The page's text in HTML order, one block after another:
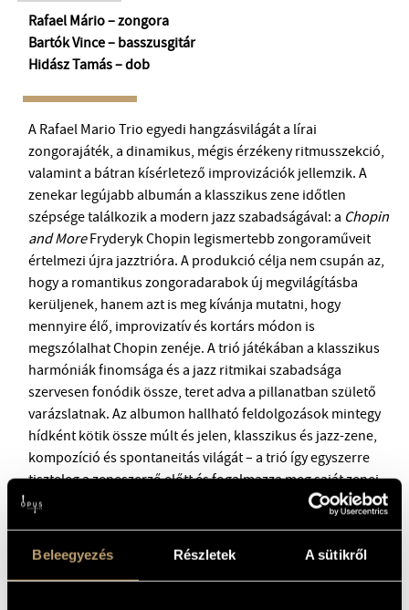
Beleegyezés Részletek A sütikről
BMC HÁZ
OPUS JAZZ CLUB
BMC RECORDS
ZENEI INFORMÁCIÓS KÖZPONT ÉS KÖNYVTÁR
BMC NEMZETKÖZI CIMBALOMVERSENY 2019
Rafael Mário – zongora
Bartók Vince – basszusgitár
Hidász Tamás – dob
A Rafael Mario Trio egyedi hangzásvilágát a lírai
zongorajáték, a dinamikus, mégis érzékeny ritmusszekció,
valamint a bátran kísérletező improvizációk jellemzik. A
zenekar legújabb albumán a klasszikus zene időtlen
szépsége találkozik a modern jazz szabadságával: a Chopin
and MoreFryderyk Chopin legismertebb zongoraműveit
értelmezi újra jazztrióra. A produkció célja nem csupán az,
hogy a romantikus zongoradarabok új megvilágításba
kerüljenek, hanem azt is meg kívánja mutatni, hogy
mennyire élő, improvizatív és kortárs módon is
megszólalhat Chopin zenéje. A trió játékában a klasszikus
harmóniák finomsága és a jazz ritmikai szabadsága
szervesen fonódik össze, teret adva a pillanatban születő
varázslatnak. Az albumon hallható feldolgozások mintegy
hídként kötik össze múlt és jelen, klasszikus és jazz-zene,
kompozíció és spontaneitás világát – a trió így egyszerre
tiszteleg a zeneszerző előtt és fogalmazza meg saját zenei
vallomását arról, hogy Chopin dallamai a mai napig
formában megszólalni.